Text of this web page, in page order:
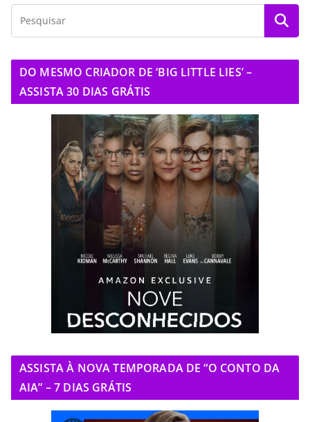
DO MESMO CRIADOR DE ‘BIG LITTLE LIES’ –
ASSISTA 30 DIAS GRÁTIS
ASSISTA À NOVA TEMPORADA DE “O CONTO DA
AIA” – 7 DIAS GRÁTIS